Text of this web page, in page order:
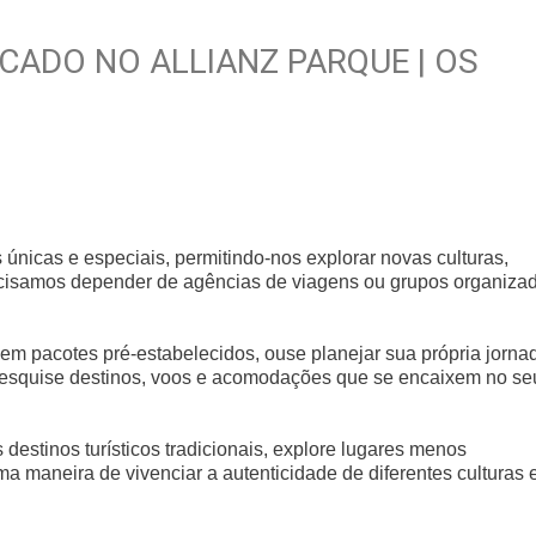
NO ALLIANZ PARQUE | OS
e especiais, permitindo-nos explorar novas culturas,
depender de agências de viagens ou grupos
pacotes pré-estabelecidos, ouse planejar sua própria
destinos, voos e acomodações que se encaixem no
turísticos tradicionais, explore lugares menos
maneira de vivenciar a autenticidade de diferentes culturas